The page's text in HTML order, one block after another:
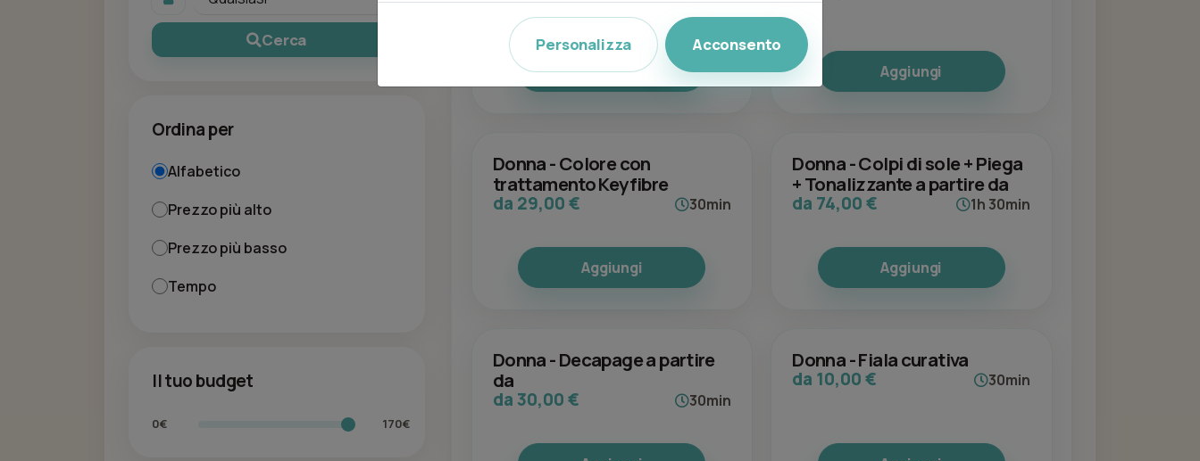
Cerca
Ordina per
Alfabetico
Prezzo più alto
Prezzo più basso
Tempo
Il tuo budget
0€ 170€
Aggiungi Aggiungi
Donna - Colore con
trattamento Keyfibre
da 29,00 € 30min
Aggiungi
Donna - Colpi di sole + Piega
+ Tonalizzante a partire da
da 74,00 € 1h 30min
Aggiungi
Donna - Decapage a partire
da
da 30,00 € 30min
Donna - Fiala curativa
da 10,00 € 30min
Personalizza Acconsento